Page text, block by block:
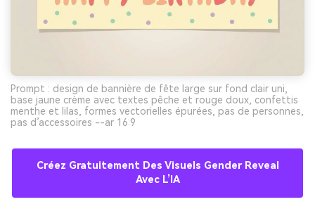
Prompt : design de bannière de fête large sur fond clair uni,
base jaune crème avec textes pêche et rouge doux, confettis
menthe et lilas, formes vectorielles épurées, pas de personnes,
pas d’accessoires --ar 16:9
Créez Gratuitement Des Visuels Gender Reveal
Avec L’IA